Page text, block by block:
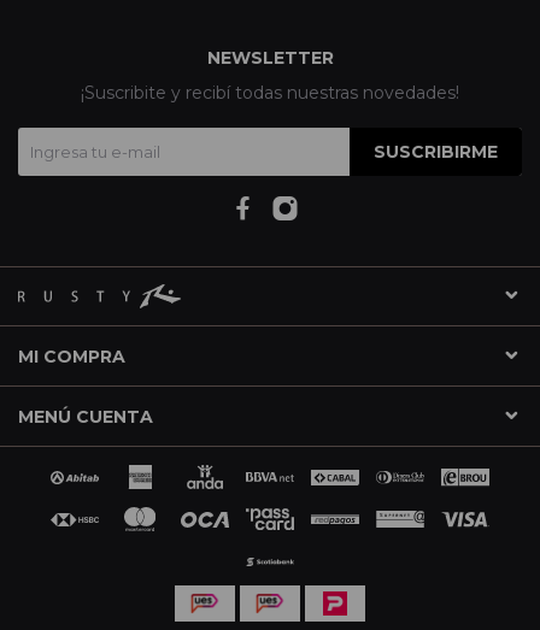
MI COMPRA
MENÚ CUENTA
NEWSLETTER
¡Suscribite y recibí todas nuestras novedades!
SUSCRIBIRME